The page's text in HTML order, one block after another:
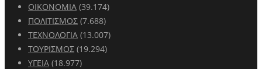
ΟΙΚΟΝΟΜΙΑ (39.174)
ΠΟΛΙΤΙΣΜΟΣ (7.688)
ΤΕΧΝΟΛΟΓΙΑ (13.007)
ΤΟΥΡΙΣΜΟΣ (19.294)
ΥΓΕΙΑ (18.977)